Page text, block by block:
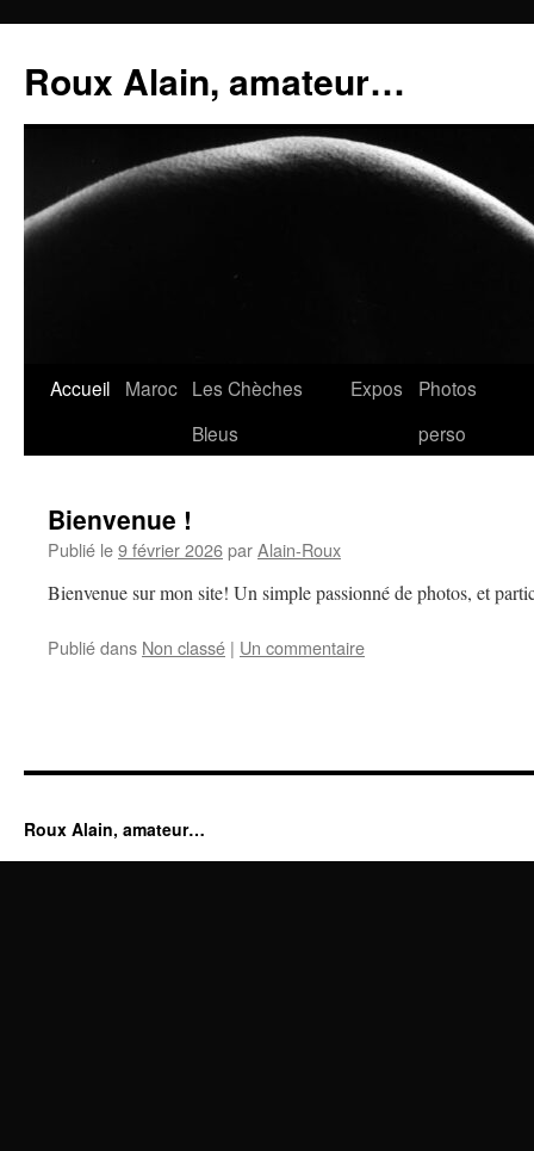
contenu
Roux Alain, amateur…
Accueil Maroc Les Chèches
Bleus
Expos
Photos
perso
Bienvenue !
Publié le9 février 2026parAlain-Roux
Bienvenue sur mon site! Un simple passionné de photos, et
Publié dans Non classé | Un commentaire
Roux Alain, amateur…